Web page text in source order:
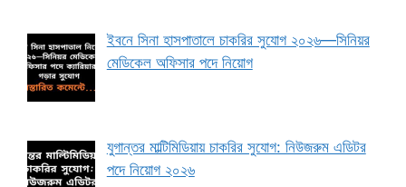
ইবনে সিনা হাসপাতালে চাকরির সুযোগ ২০২৬—সিনিয়র
মেডিকেল অফিসার পদে নিয়োগ
যুগান্তর মাল্টিমিডিয়ায় চাকরির সুযোগ: নিউজরুম এডিটর
পদে নিয়োগ ২০২৬